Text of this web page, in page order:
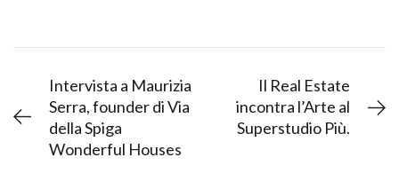
Intervista a Maurizia
Serra, founder di Via
della Spiga
Wonderful Houses
Il Real Estate
incontra l’Arte al
Superstudio Più.